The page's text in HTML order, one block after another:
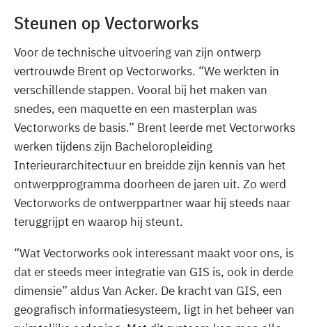
Steunen op Vectorworks
Voor de technische uitvoering van zijn ontwerp
vertrouwde Brent op Vectorworks. “We werkten in
verschillende stappen. Vooral bij het maken van
snedes, een maquette en een masterplan was
Vectorworks de basis.” Brent leerde met Vectorworks
werken tijdens zijn Bacheloropleiding
Interieurarchitectuur en breidde zijn kennis van het
ontwerpprogramma doorheen de jaren uit. Zo werd
Vectorworks de ontwerppartner waar hij steeds naar
teruggrijpt en waarop hij steunt.
“Wat Vectorworks ook interessant maakt voor ons, is
dat er steeds meer integratie van GIS is, ook in derde
dimensie” aldus Van Acker. De kracht van GIS, een
geografisch informatiesysteem, ligt in het beheer van